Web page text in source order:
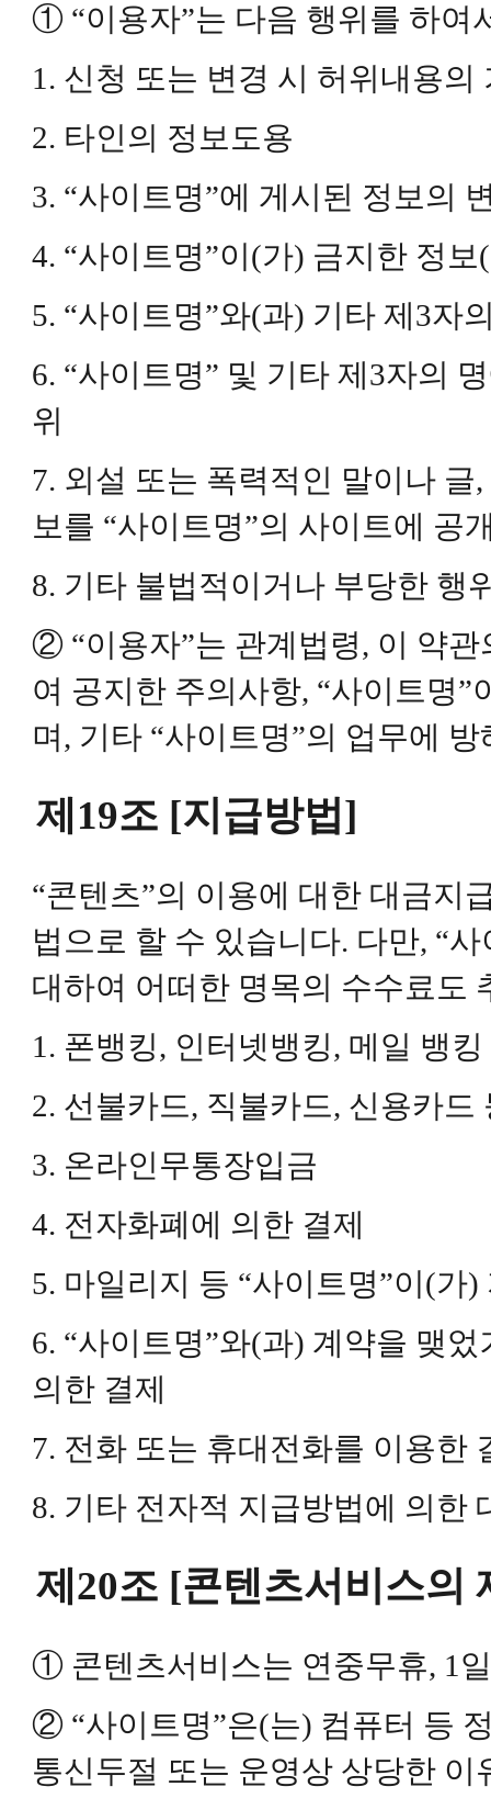
① “이용자”는 다음 행위를 하여
1. 신청 또는 변경 시 허위내용의
2. 타인의 정보도용
3. “사이트명”에 게시된 정보의
4. “사이트명”이(가) 금지한 정
5. “사이트명”와(과) 기타 제3자
6. “사이트명” 및 기타 제3자의
위
7. 외설 또는 폭력적인 말이나
보를 “사이트명”의 사이트에 공
8. 기타 불법적이거나 부당한 행
② “이용자”는 관계법령, 이 약관
여 공지한 주의사항, “사이트명
며, 기타 “사이트명”의 업무에
제19조 [지급방법]
“콘텐츠”의 이용에 대한 대금지
법으로 할 수 있습니다. 다만, “
대하여 어떠한 명목의 수수료도
1. 폰뱅킹, 인터넷뱅킹, 메일 뱅
2. 선불카드, 직불카드, 신용카드
3. 온라인무통장입금
4. 전자화폐에 의한 결제
5. 마일리지 등 “사이트명”이(가
6. “사이트명”와(과) 계약을 맺
의한 결제
7. 전화 또는 휴대전화를 이용한
8. 기타 전자적 지급방법에 의한
제20조 [콘텐츠서비스의
① 콘텐츠서비스는 연중무휴, 1
② “사이트명”은(는) 컴퓨터 등
통신두절 또는 운영상 상당한